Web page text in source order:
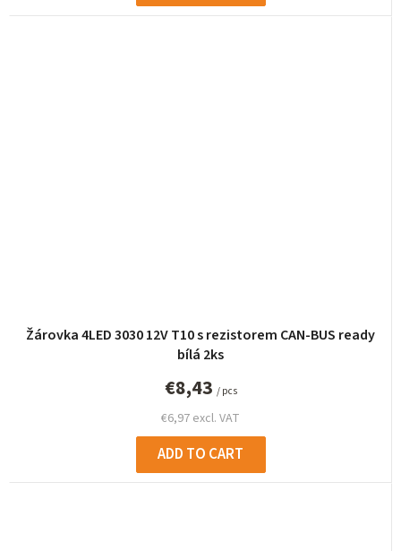
Žárovka 4LED 3030 12V T10 s rezistorem CAN-BUS ready
bílá 2ks
€6,97 excl. VAT
€8,43 / pcs
ADD TO CART